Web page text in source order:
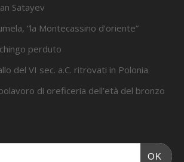
Satayev
“la Montecassino d’oriente”
perduto
del VI sec. a.C. ritrovati in Polonia
di oreficeria dell’età del bronzo
OK